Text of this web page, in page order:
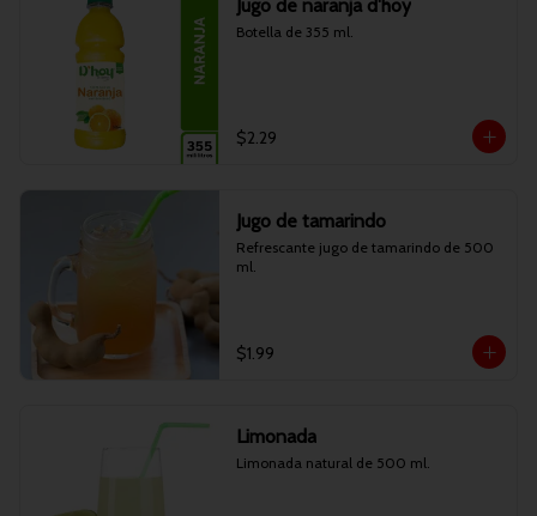
Jugo de naranja d'hoy
Botella de 355 ml.
$2.29
Jugo de tamarindo
Refrescante jugo de tamarindo de 500
ml.
$1.99
Limonada
Limonada natural de 500 ml.